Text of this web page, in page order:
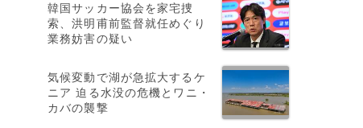
韓国サッカー協会を家宅捜
索、洪明甫前監督就任めぐり
業務妨害の疑い
気候変動で湖が急拡大するケ
ニア 迫る水没の危機とワニ・
カバの襲撃